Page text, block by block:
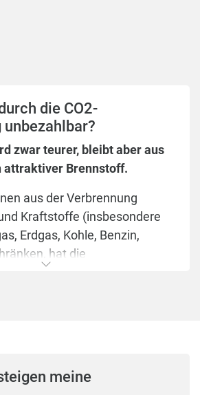
die CO2-
zwar teurer, bleibt aber aus
attraktiver Brennstoff.
aus der Verbrennung
Kraftstoffe (insbesondere
Erdgas, Kohle, Benzin,
hat die
Ab 2026 erfolgt die
meine